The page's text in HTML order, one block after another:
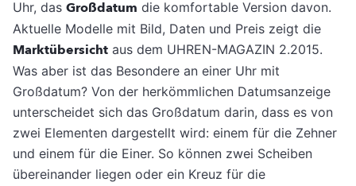
Uhr, das Großdatum die komfortable Version davon.
Aktuelle Modelle mit Bild, Daten und Preis zeigt die
Marktübersicht aus dem UHREN-MAGAZIN 2.2015.
Was aber ist das Besondere an einer Uhr mit
Großdatum? Von der herkömmlichen Datumsanzeige
unterscheidet sich das Großdatum darin, dass es von
zwei Elementen dargestellt wird: einem für die Zehner
und einem für die Einer. So können zwei Scheiben
übereinander liegen oder ein Kreuz für die